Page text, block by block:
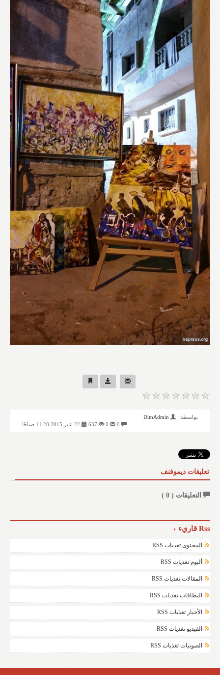
بواسطة :
DimAdmin
637
تعليقات ديموفنف
التعليقات ( 0
)
Rss قاريء
المحتوى تغذيات RSS
ألبوم تغذيات RSS
المقالات تغذيات RSS
البطاقات تغذيات RSS
الأخبار تغذيات RSS
الفيديو تغذيات RSS
الصوتيات تغذيات RSS